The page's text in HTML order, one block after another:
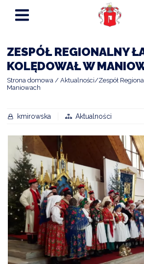
OBSŁUGI
ZESPÓŁ REGIONALNY
KOLĘDOWAŁ W
Strona domowa Aktualności
Zespół
Maniowach
kmirowska Aktualności